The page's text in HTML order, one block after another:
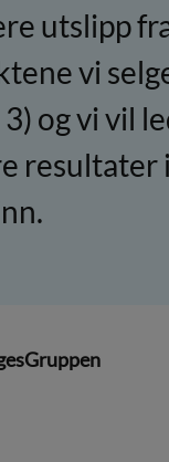
utslipp
vi
og vi vil
resultater